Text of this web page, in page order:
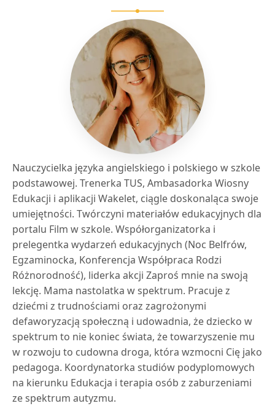
Nauczycielka języka angielskiego i polskiego w szkole
podstawowej. Trenerka TUS, Ambasadorka Wiosny
Edukacji i aplikacji Wakelet, ciągle doskonaląca swoje
umiejętności. Twórczyni materiałów edukacyjnych dla
portalu Film w szkole. Współorganizatorka i
prelegentka wydarzeń edukacyjnych (Noc Belfrów,
Egzaminocka, Konferencja Współpraca Rodzi
Różnorodność), liderka akcji Zaproś mnie na swoją
lekcję. Mama nastolatka w spektrum. Pracuje z
dziećmi z trudnościami oraz zagrożonymi
defaworyzacją społeczną i udowadnia, że dziecko w
spektrum to nie koniec świata, że towarzyszenie mu
w rozwoju to cudowna droga, która wzmocni Cię jako
pedagoga. Koordynatorka studiów podyplomowych
na kierunku Edukacja i terapia osób z zaburzeniami
ze spektrum autyzmu.